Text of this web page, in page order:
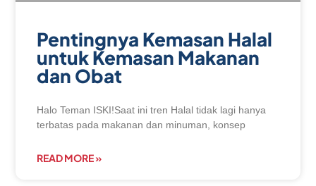
Pentingnya Kemasan Halal
untuk Kemasan Makanan
dan Obat
Halo Teman ISKI!Saat ini tren Halal tidak lagi hanya
terbatas pada makanan dan minuman, konsep
READ MORE »